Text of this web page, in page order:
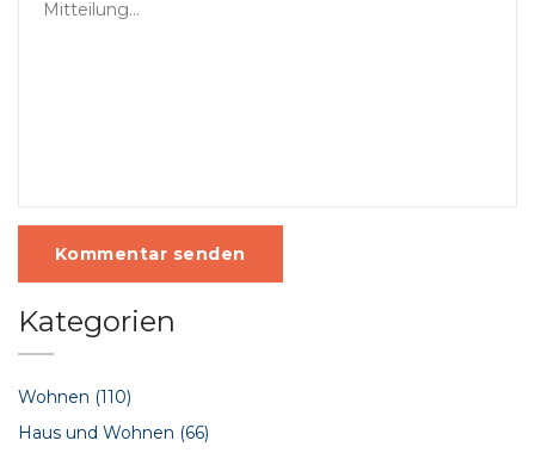
Kommentar senden
Kategorien
Wohnen (110)
Haus und Wohnen (66)